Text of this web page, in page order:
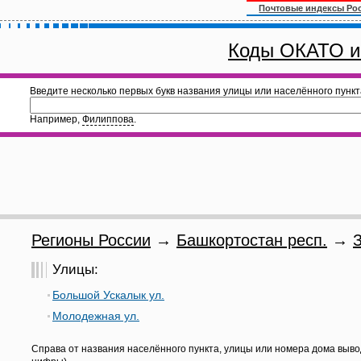
Почтовые индексы
Коды ОКАТО
Введите несколько первых букв названия улицы или населённого
Например, Филиппова.
Регионы России → Башкортостан респ. →
Улицы:
Большой Ускалык ул.
Молодежная ул.
Справа от названия населённого пункта, улицы или номера дома